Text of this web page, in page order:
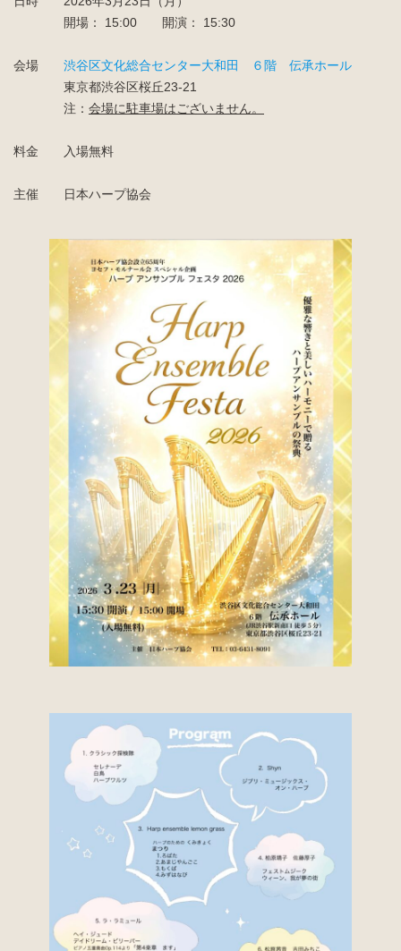
開場： 15:00 開演： 15:30
会場 渋谷区文化総合センター大和田 ６階 伝承ホール
東京都渋谷区桜丘23-21
注： 会場に駐車場はございません。
料金 入場無料
主催 日本ハープ協会